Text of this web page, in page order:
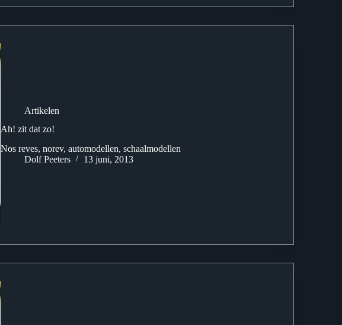
Artikelen
Ah! zit dat zo!
Nos reves, norev, automodellen, schaalmodellen
Dolf Peeters
13 juni, 2013